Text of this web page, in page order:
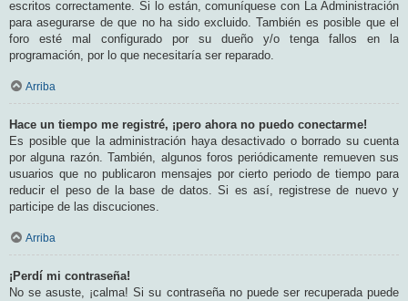
escritos correctamente. Si lo están, comuníquese con La Administración
para asegurarse de que no ha sido excluido. También es posible que el
foro esté mal configurado por su dueño y/o tenga fallos en la
programación, por lo que necesitaría ser reparado.
Arriba
Hace un tiempo me registré, ¡pero ahora no puedo conectarme!
Es posible que la administración haya desactivado o borrado su cuenta
por alguna razón. También, algunos foros periódicamente remueven sus
usuarios que no publicaron mensajes por cierto periodo de tiempo para
reducir el peso de la base de datos. Si es así, registrese de nuevo y
participe de las discuciones.
Arriba
¡Perdí mi contraseña!
No se asuste, ¡calma! Si su contraseña no puede ser recuperada puede